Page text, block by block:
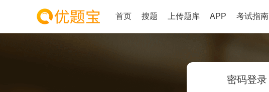
首页 搜题 上传题库 APP 考试指南
密码登录